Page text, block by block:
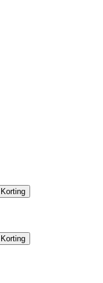
Korting
Korting